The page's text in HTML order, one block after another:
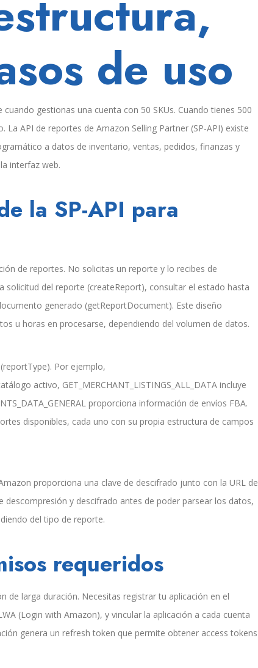
de uso
gestionas una cuenta con 50 SKUs. Cuando tienes 500
API de reportes de Amazon Selling Partner (SP-API) existe
a datos de inventario, ventas, pedidos, finanzas y
interfaz web.
la SP-API para
de reportes. No solicitas un reporte y lo recibes de
solicitud del reporte (createReport), consultar el estado hasta
generado (getReportDocument). Este diseño
u horas en procesarse, dependiendo del volumen de datos.
Por ejemplo,
activo, GET_MERCHANT_LISTINGS_ALL_DATA incluye
proporciona información de envíos FBA.
disponibles, cada uno con su propia estructura de campos
proporciona una clave de descifrado junto con la URL de
y descifrado antes de poder parsear los datos,
del tipo de reporte.
requeridos
de larga duración. Necesitas registrar tu aplicación en el
(Login with Amazon), y vincular la aplicación a cada cuenta
genera un refresh token que permite obtener access tokens